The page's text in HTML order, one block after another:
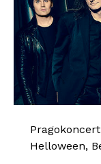
Helloween,